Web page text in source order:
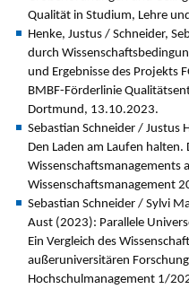
Qualität in Studium, Lehre
Henke, Justus / Schneider,
durch
und Ergebnisse des Projekts
BMBF-Förderlinie
Dortmund, 13.10.2023.
Sebastian Schneider / Justus
Den Laden am Laufen
Wissenschaftsmanagements
Wissenschaftsmanagement
Sebastian Schneider / Sylvi
Aust (2023): Parallele
Ein Vergleich des
außeruniversitären
Hochschulmanagement 1/